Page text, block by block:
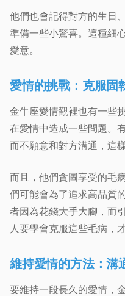
他們也會記得對方的生日
準備一些小驚喜。這種細
愛意。
愛情的挑戰：克服固
金牛座愛情觀裡也有一些
在愛情中造成一些問題。
而不願意和對方溝通，這
而且，他們貪圖享受的毛
們可能會為了追求高品質
者因為花錢大手大腳，而
人要學會克服這些毛病，
維持愛情的方法：溝
要維持一段長久的愛情，